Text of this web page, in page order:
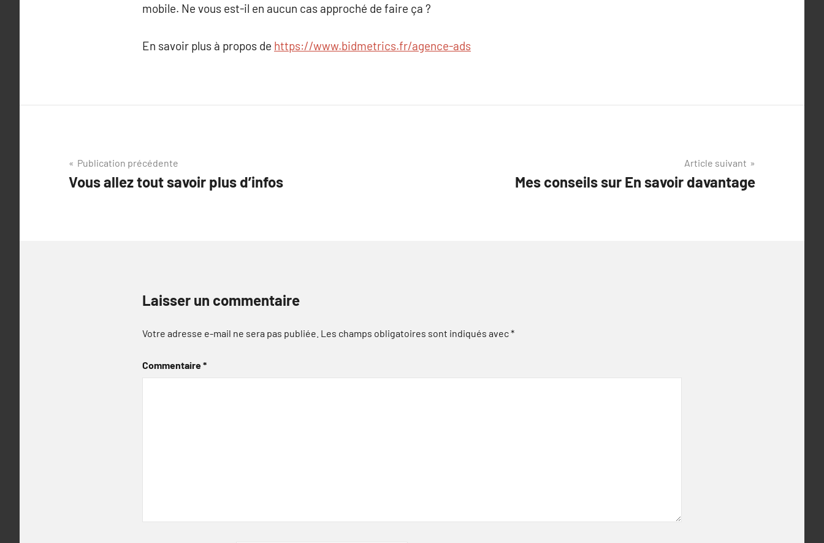
mobile. Ne vous est-il en aucun cas approché de faire ça ?
En savoir plus à propos de https://www.bidmetrics.fr/agence-ads
Navigation
de
Publication précédente
Vous allez tout savoir plus d’infos
Article suivant
Mes conseils sur En savoir davantage
Laisser un commentaire
Votre adresse e-mail ne sera pas publiée. Les champs obligatoires sont indiqués avec*
Commentaire*